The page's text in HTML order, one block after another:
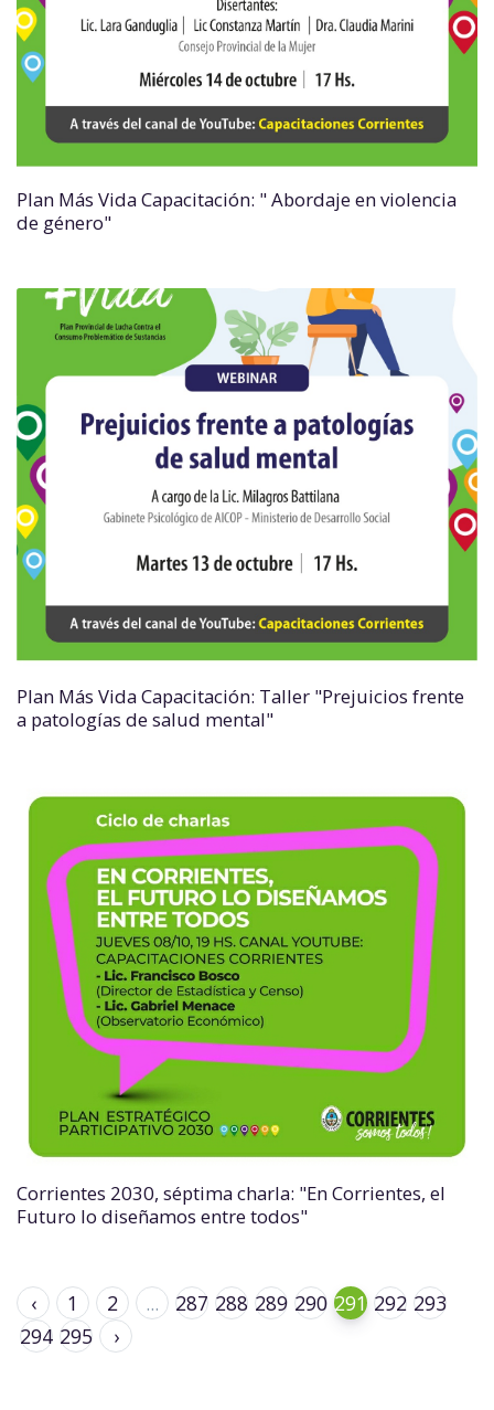
Plan Más Vida Capacitación: " Abordaje en violencia
de género"
Plan Más Vida Capacitación: Taller "Prejuicios frente
a patologías de salud mental"
Corrientes 2030, séptima charla: "En Corrientes, el
Futuro lo diseñamos entre todos"
‹ 1 2 ... 287 288 289 290 291 292 293
294 295 ›